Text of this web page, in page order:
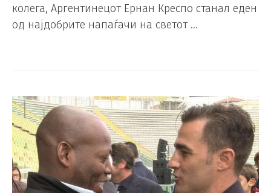
колега, Аргентинецот Ернан Креспо станал еден
од најдобрите напаѓачи на светот …